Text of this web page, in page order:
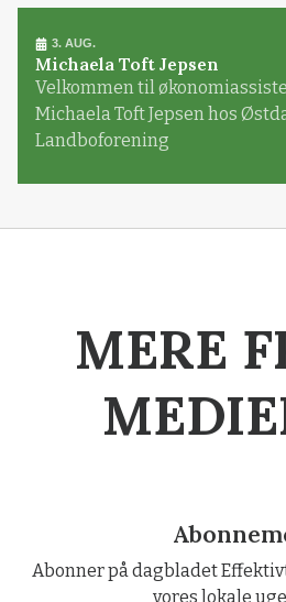
3. AUG.
Michaela Toft Jepsen
Velkommen til
Michaela Toft Jepsen hos
Landboforening
MERE
Abonner på dagbladet
vores lokale